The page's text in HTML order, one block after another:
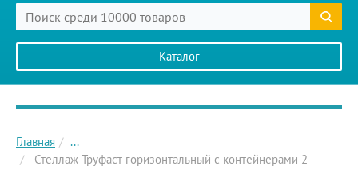
Каталог
Главное меню сайта
Главная
...
Стеллаж Труфаст горизонтальный с контейнерами 2